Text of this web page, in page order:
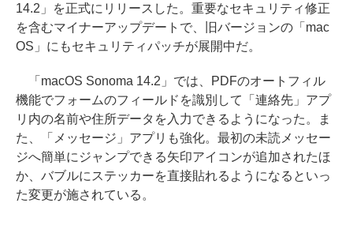
14.2」を正式にリリースした。重要なセキュリティ修正
を含むマイナーアップデートで、旧バージョンの「mac
OS」にもセキュリティパッチが展開中だ。
「macOS Sonoma 14.2」では、PDFのオートフィル
機能でフォームのフィールドを識別して「連絡先」アプ
リ内の名前や住所データを入力できるようになった。ま
た、「メッセージ」アプリも強化。最初の未読メッセー
ジへ簡単にジャンプできる矢印アイコンが追加されたほ
か、バブルにステッカーを直接貼れるようになるといっ
た変更が施されている。